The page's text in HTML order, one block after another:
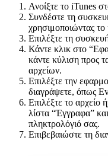
Ανοίξτε το iTunes
Συνδέστε τη
χρησιμοποιώντας
Επιλέξτε τη
Κάντε κλικ στο
κάντε κύλιση προς
αρχείων.
Επιλέξτε την
διαγράψετε, όπως
Επιλέξτε το αρχείο
λίστα “Έγγραφα”
πληκτρολόγιό σας.
Επιβεβαιώστε τη